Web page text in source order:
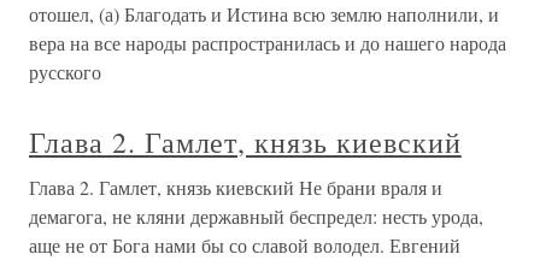
отошел, (а) Благодать и Истина всю землю наполнили, и
вера на все народы распространилась и до нашего народа
русского
Глава 2. Гамлет, князь киевский
Глава 2. Гамлет, князь киевский Не брани враля и
демагога, не кляни державный беспредел: несть урода,
аще не от Бога нами бы со славой володел. Евгений